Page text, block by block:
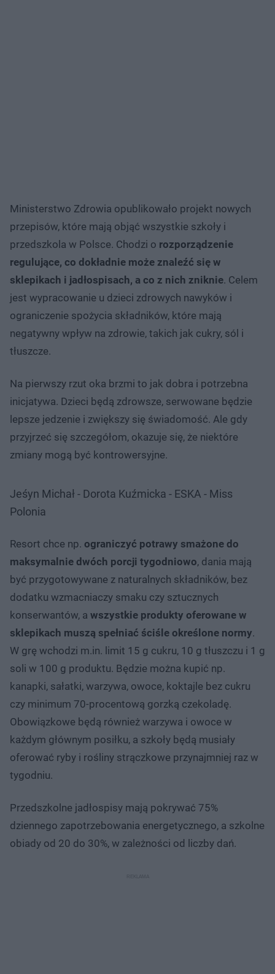
Ministerstwo Zdrowia opublikowało projekt nowych
przepisów, które mają objąć wszystkie szkoły i
przedszkola w Polsce. Chodzi o rozporządzenie
regulujące, co dokładnie może znaleźć się w
sklepikach i jadłospisach, a co z nich zniknie. Celem
jest wypracowanie u dzieci zdrowych nawyków i
ograniczenie spożycia składników, które mają
negatywny wpływ na zdrowie, takich jak cukry, sól i
tłuszcze.
Na pierwszy rzut oka brzmi to jak dobra i potrzebna
inicjatywa. Dzieci będą zdrowsze, serwowane będzie
lepsze jedzenie i zwiększy się świadomość. Ale gdy
przyjrzeć się szczegółom, okazuje się, że niektóre
zmiany mogą być kontrowersyjne.
Jeśyn Michał - Dorota Kuźmicka - ESKA - Miss
Polonia
Resort chce np. ograniczyć potrawy smażone do
maksymalnie dwóch porcji tygodniowo, dania mają
być przygotowywane z naturalnych składników, bez
dodatku wzmacniaczy smaku czy sztucznych
konserwantów, a wszystkie produkty oferowane w
sklepikach muszą spełniać ściśle określone normy.
W grę wchodzi m.in. limit 15 g cukru, 10 g tłuszczu i 1 g
soli w 100 g produktu. Będzie można kupić np.
kanapki, sałatki, warzywa, owoce, koktajle bez cukru
czy minimum 70-procentową gorzką czekoladę.
Obowiązkowe będą również warzywa i owoce w
każdym głównym posiłku, a szkoły będą musiały
oferować ryby i rośliny strączkowe przynajmniej raz w
tygodniu.
Przedszkolne jadłospisy mają pokrywać 75%
dziennego zapotrzebowania energetycznego, a szkolne
obiady od 20 do 30%, w zależności od liczby dań.